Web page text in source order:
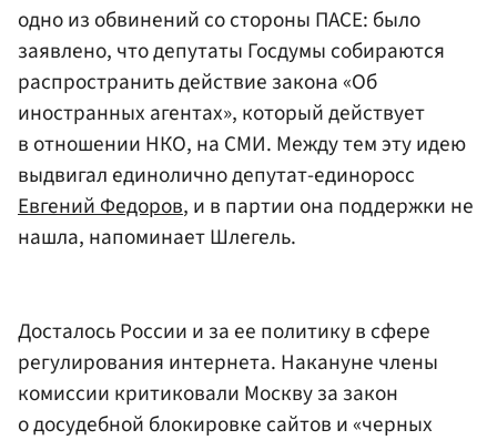
одно из обвинений со стороны ПАСЕ: было
заявлено, что депутаты Госдумы собираются
распространить действие закона «Об
иностранных агентах», который действует
в отношении НКО, на СМИ. Между тем эту идею
выдвигал единолично депутат-единоросс
Евгений Федоров, и в партии она поддержки не
нашла, напоминает Шлегель.
Досталось России и за ее политику в сфере
регулирования интернета. Накануне члены
комиссии критиковали Москву за закон
о досудебной блокировке сайтов и «черных